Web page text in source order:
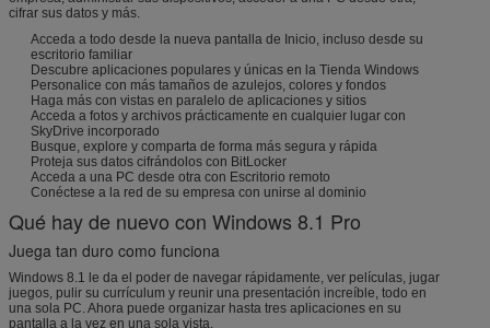
cifrar sus datos y más.
Acceda a todo desde la nueva pantalla de Inicio, incluso desde su
escritorio familiar
Descubre aplicaciones populares y únicas en la Tienda Windows
Personalice con más tamaños de azulejos, colores y fondos
Haga más con vistas en paralelo de aplicaciones y sitios
Acceda a fotos y archivos prácticamente en cualquier lugar con
SkyDrive incorporado
Busque, explore y comparta de forma más segura y rápida
Proteja sus datos cifrándolos con BitLocker
Acceda a una PC desde otra con Escritorio remoto
Conéctese a la red de su empresa con unirse al dominio
Qué hay de nuevo con Windows 8.1 Pro
Juega tan duro como funciona
Windows 8.1 le da el poder de navegar rápidamente, ver películas, jugar
juegos, pulir su currículum y reunir una presentación increíble, todo en
una sola PC. Ahora puede organizar hasta tres aplicaciones en su
pantalla a la vez en una sola vista.